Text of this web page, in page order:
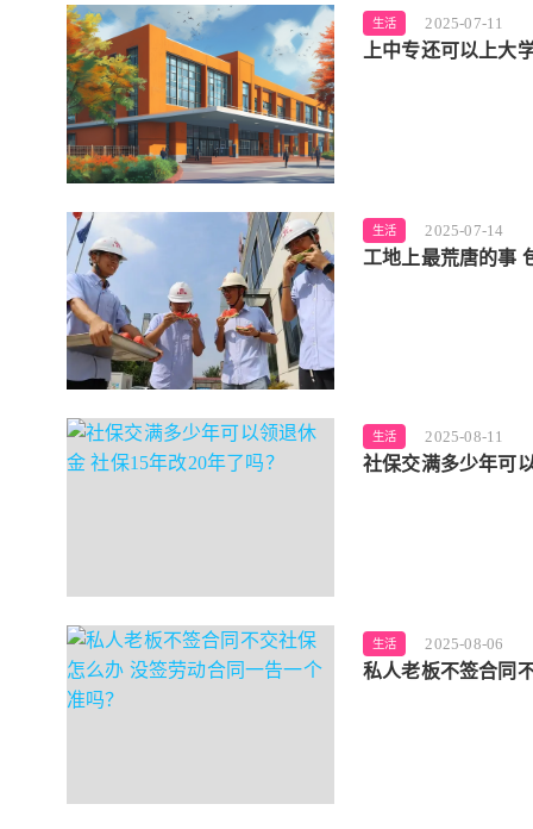
生活 2025-07-11
上中专还可以上大
生活 2025-07-14
工地上最荒唐的事
生活 2025-08-11
社保交满多少年可
生活 2025-08-06
私人老板不签合同